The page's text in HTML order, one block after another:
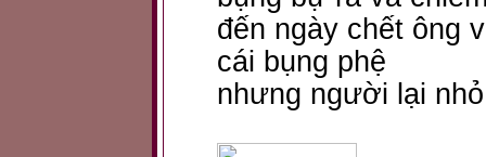
đến ngày chết ông
cái bụng phệ
nhưng người lại